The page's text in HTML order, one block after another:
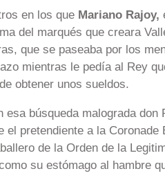
en los que Mariano Rajoy,
del marqués que creara
que se paseaba por los
mientras le pedía al Rey
obtener unos sueldos.
esa búsqueda malograda
el pretendiente a la
de la Orden de la
su estómago al hambre